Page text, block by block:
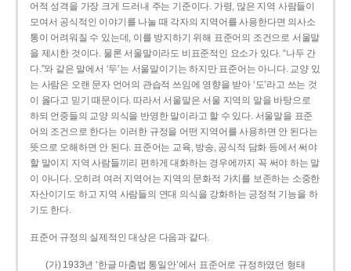
어적 성격을 가장 크게 드러내 주는 기준이다. 가령, 많은 지역 사람들이
모여서 공식적인 이야기를 나눌 때 각자의 지역어를 사용한다면 의사소
통이 어려워질 수 있는데, 이를 방지하기 위해 표준어의 조건으로 서울말
을 제시한 것이다. 물론 서울말이라도 비표준적인 요소가 있다. “나두 간
다.”와 같은 말에서 ‘두’는 서울말이기는 하지만 표준어는 아니다. 교양 있
는 사람은 오랜 문자 언어의 관습적 쓰임에 영향을 받아 ‘도’라고 쓰는 것
이 옳다고 믿기 때문이다. 따라서 서울말은 서울 지역의 말을 바탕으로
하되 언중들의 교양 의식을 반영한 말이라고 할 수 있다. 서울말을 표준
어의 조건으로 한다는 이러한 규정을 어떤 지역어를 사용하면 안 된다는
뜻으로 오해하면 안 된다. 표준어는 교육, 방송, 공식적 담화 등에서 써야
할 말이지 지역 사람들끼리 편하게 대화하는 경우에까지 꼭 써야 하는 말
이 아니다. 오히려 여러 지역어는 지역의 문화적 가치를 보존하는 소중한
자산이기도 하고 지역 사람들의 연대 의식을 강화하는 긍정적 기능을 하
기도 한다.
표준어 규정의 실제적인 대상은 다음과 같다.
(가) 1933년 ‘한글 마춤법 통일안’에서 표준어로 규정하였던 형태